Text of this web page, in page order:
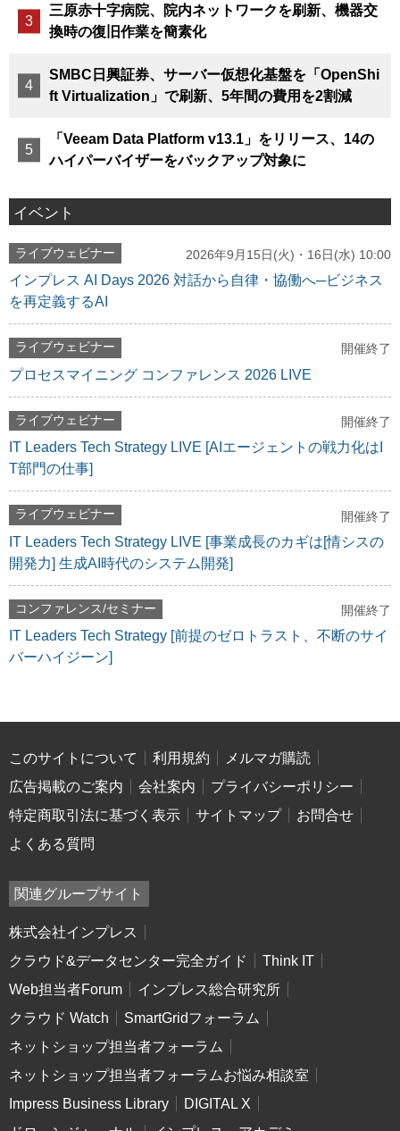
三原赤十字病院、院内ネットワークを刷新、機器交
換時の復旧作業を簡素化
SMBC日興証券、サーバー仮想化基盤を「OpenShi
ft Virtualization」で刷新、5年間の費用を2割減
「Veeam Data Platform v13.1」をリリース、14の
ハイパーバイザーをバックアップ対象に
イベント
ライブウェビナー 2026年9月15日(火)・16日(水) 10:00
インプレス AI Days 2026 対話から自律・協働へ─ビジネス
を再定義するAI
ライブウェビナー 開催終了
プロセスマイニング コンファレンス 2026 LIVE
ライブウェビナー 開催終了
IT Leaders Tech Strategy LIVE [AIエージェントの戦力化はI
T部門の仕事]
ライブウェビナー 開催終了
IT Leaders Tech Strategy LIVE [事業成長のカギは[情シスの
開発力] 生成AI時代のシステム開発]
コンファレンス/セミナー 開催終了
IT Leaders Tech Strategy [前提のゼロトラスト、不断のサイ
バーハイジーン]
このサイトについて 利用規約
メルマガ購読
広告掲載のご案内
会社案内
プライバシーポリシー
特定商取引法に基づく表示
サイトマップ
お問合せ
よくある質問
関連グループサイト
株式会社インプレス
クラウド&データセンター完全ガイド
Think IT
Web担当者Forum
インプレス総合研究所
クラウド Watch
SmartGridフォーラム
ネットショップ担当者フォーラム
ネットショップ担当者フォーラムお悩み相談室
Impress Business Library
DIGITAL X